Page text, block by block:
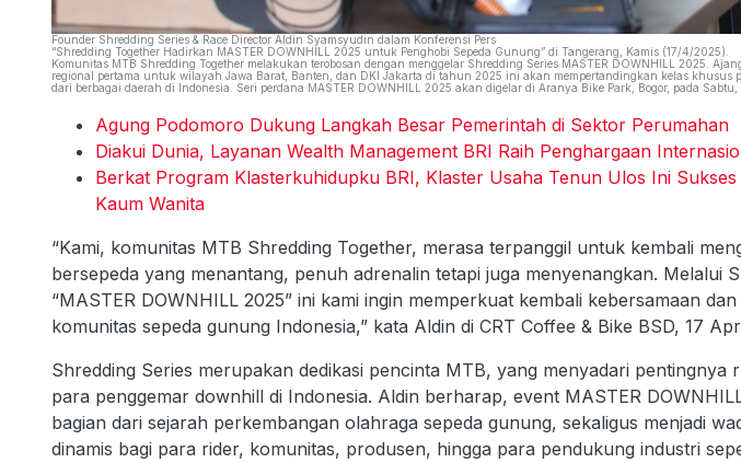
Founder Shredding Series & Race Director Aldin Syamsyudin dalam Konferensi Pers
“Shredding Together Hadirkan MASTER DOWNHILL 2025 untuk Penghobi Sepeda Gunung” di Tangerang, Kamis (17/4/2025).
Komunitas MTB Shredding Together melakukan terobosan dengan menggelar Shredding Series MASTER DOWNHILL 2025.
regional pertama untuk wilayah Jawa Barat, Banten, dan DKI Jakarta di tahun 2025 ini akan mempertandingkan kelas khusus
dari berbagai daerah di Indonesia. Seri perdana MASTER DOWNHILL 2025 akan digelar di Aranya Bike Park, Bogor, pada Sabtu,
Agung Podomoro Dukung Langkah Besar Pemerintah di Sektor Perumahan
Diakui Dunia, Layanan Wealth Management BRI Raih Penghargaan
Berkat Program Klasterkuhidupku BRI, Klaster Usaha Tenun Ulos Ini
Kaum Wanita
“Kami, komunitas MTB Shredding Together, merasa terpanggil untuk kembali
bersepeda yang menantang, penuh adrenalin tetapi juga menyenangkan. Melalui
“MASTER DOWNHILL 2025” ini kami ingin memperkuat kembali kebersamaan
komunitas sepeda gunung Indonesia,” kata Aldin di CRT Coffee & Bike BSD, 17
Shredding Series merupakan dedikasi pencinta MTB, yang menyadari pentingnya
para penggemar downhill di Indonesia. Aldin berharap, event MASTER
bagian dari sejarah perkembangan olahraga sepeda gunung, sekaligus menjadi
dinamis bagi para rider, komunitas, produsen, hingga para pendukung industri